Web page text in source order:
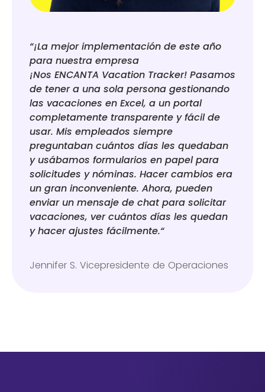
“¡La mejor implementación de este año
para nuestra empresa
¡Nos ENCANTA Vacation Tracker! Pasamos
de tener a una sola persona gestionando
las vacaciones en Excel, a un portal
completamente transparente y fácil de
usar. Mis empleados siempre
preguntaban cuántos días les quedaban
y usábamos formularios en papel para
solicitudes y nóminas. Hacer cambios era
un gran inconveniente. Ahora, pueden
enviar un mensaje de chat para solicitar
vacaciones, ver cuántos días les quedan
y hacer ajustes fácilmente.“
Jennifer S. Vicepresidente de Operaciones